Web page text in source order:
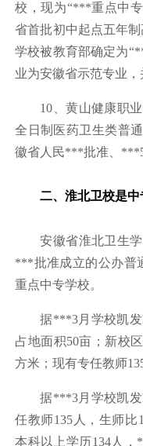
校，现为“***重点中
省首批初中起点五年
学校被教育部确定为
业为安徽省示范专业，
10、黄山健康职
全日制医药卫生类普
徽省人民***批准、
二、淮北卫校是
安徽省淮北卫生
***批准成立的公办普
重点中专学校。
据***3月学校凯
占地面积50亩；新校
方米；现有专任教师
据***3月学校凯
任教师135人，生师比
本科以上学历134人